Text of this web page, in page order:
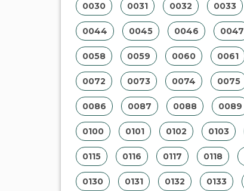
0030 0031 0032 0033
0044 0045 0046 0047
0058 0059 0060 0061
0072 0073 0074 0075
0086 0087 0088 0089
0100 0101 0102 0103
0115 0116 0117 0118
0130 0131 0132 0133